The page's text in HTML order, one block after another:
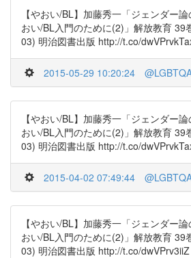
【やおい/BL】加藤秀一「ジェンダー
おい/BL入門のために(2)」解放教育 39
03) 明治図書出版 http://t.co/
2015-05-29 10:20:24
【やおい/BL】加藤秀一「ジェンダー
おい/BL入門のために(2)」解放教育 39
03) 明治図書出版 http://t.co/
2015-04-02 07:49:44
【やおい/BL】加藤秀一「ジェンダー
おい/BL入門のために(2)」解放教育 39
03) 明治図書出版 http://t.co/dwVPrv3iiZ